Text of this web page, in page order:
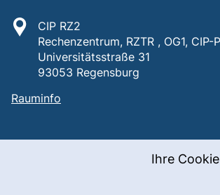
Standort:
CIP RZ2
Rechenzentrum, RZTR , OG1,
Universitätsstraße 31
93053 Regensburg
Rauminfo
Ihre